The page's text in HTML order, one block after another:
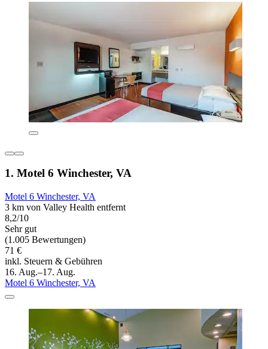
1. Motel 6 Winchester, VA
Motel 6 Winchester, VA
3 km von Valley Health entfernt
8,2/10
Sehr gut
(1.005 Bewertungen)
71 €
inkl. Steuern & Gebühren
16. Aug.–17. Aug.
Motel 6 Winchester, VA